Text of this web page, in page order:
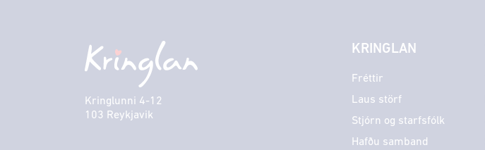
Kringlunni 4-12
103 Reykjavik
KRINGLAN
Fréttir
Laus störf
Stjórn og starfsfólk
Hafðu samband